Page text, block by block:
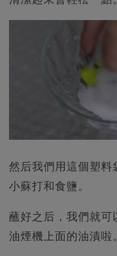
然后我們用這個塑料
小蘇打和食鹽。
蘸好之后，我們就可
油煙機上面的油漬啦